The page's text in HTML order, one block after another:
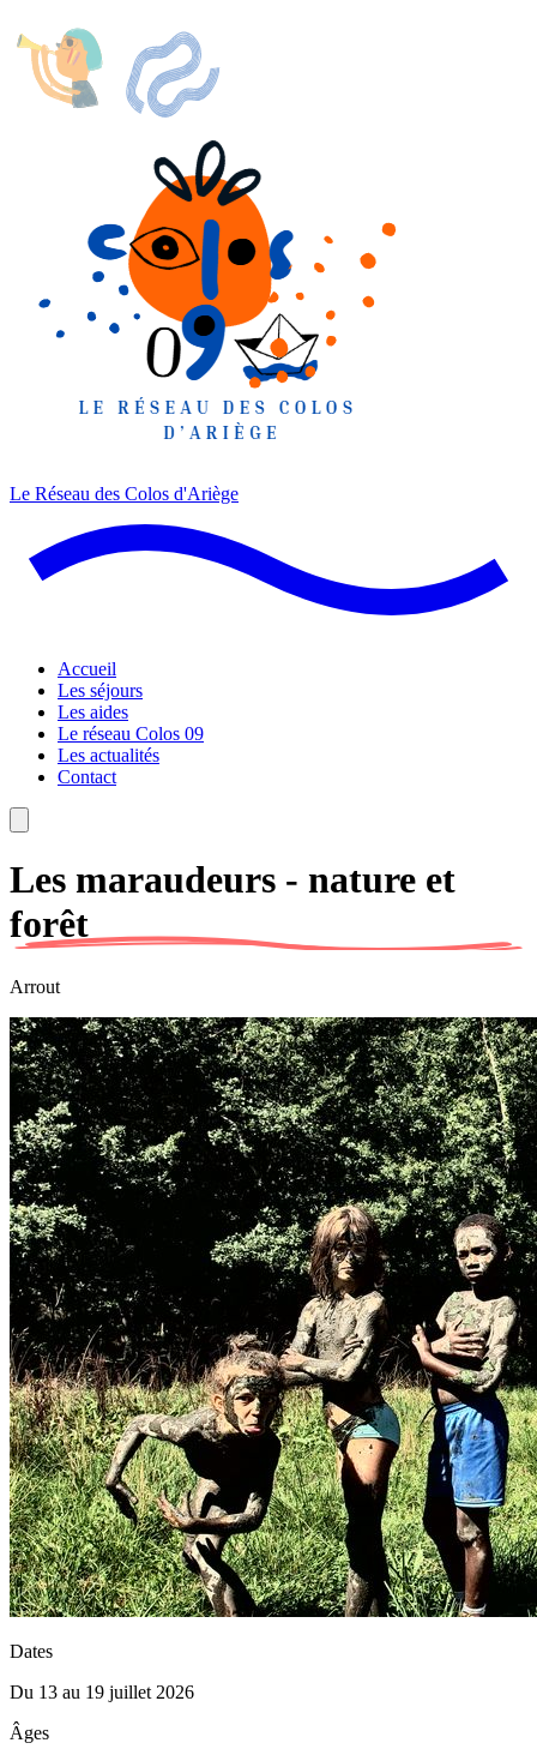
Le Réseau des Colos d'Ariège
Accueil
Les séjours
Les aides
Le réseau Colos 09
Les actualités
Contact
Les maraudeurs - nature et
forêt
Arrout
Dates
Du 13 au 19 juillet 2026
Âges